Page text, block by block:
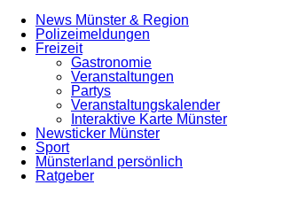
News Münster & Region
Polizeimeldungen
Freizeit
Gastronomie
Veranstaltungen
Partys
Veranstaltungskalender
Interaktive Karte Münster
Newsticker Münster
Sport
Münsterland persönlich
Ratgeber
Anzeige
Anzeige